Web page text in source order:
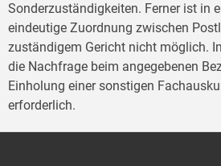
Sonderzuständigkeiten. Ferner ist in
eindeutige Zuordnung zwischen
zuständigem Gericht nicht möglich.
die Nachfrage beim angegebenen
Einholung einer sonstigen
erforderlich.